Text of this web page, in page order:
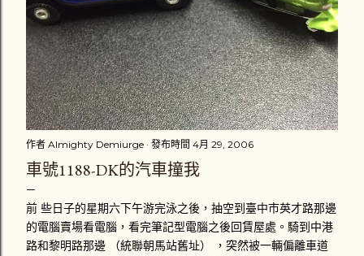
作者 Almighty Demiurge 發布時間 4月 29, 2006
車號1188-DK的汽車撞我
前 些日子的星期六下午游完泳之後，抽空到臺中市英才路那邊
的電腦賣場看電腦，看完筆記型電腦之後回賃屋處。騎到中港
路和黎明路那邊 （統聯朝馬站舊址） ，突然被一輛偏離車道